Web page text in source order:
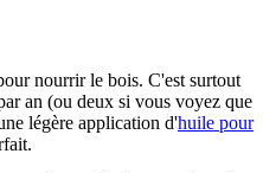
nourrir le bois. C'est surtout
an (ou deux si vous voyez que
légère application d'huile pour